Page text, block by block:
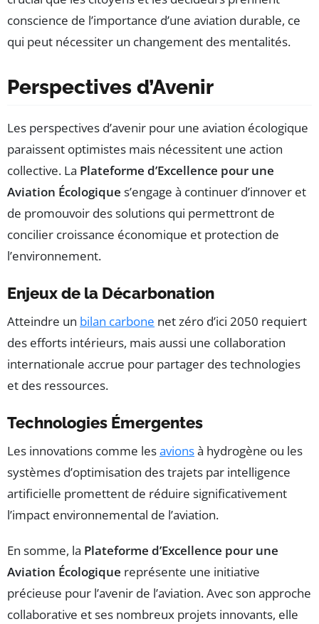
conscience de l’importance d’une aviation durable, ce
qui peut nécessiter un changement des mentalités.
Perspectives d’Avenir
Les perspectives d’avenir pour une aviation écologique
paraissent optimistes mais nécessitent une action
collective. La Plateforme d’Excellence pour une
Aviation Écologique s’engage à continuer d’innover et
de promouvoir des solutions qui permettront de
concilier croissance économique et protection de
l’environnement.
Enjeux de la Décarbonation
Atteindre un bilan carbone net zéro d’ici 2050 requiert
des efforts intérieurs, mais aussi une collaboration
internationale accrue pour partager des technologies
et des ressources.
Technologies Émergentes
Les innovations comme lesavionsà hydrogène ou les
systèmes d’optimisation des trajets par intelligence
artificielle promettent de réduire significativement
l’impact environnemental de l’aviation.
En somme, la Plateforme d’Excellence pour une
Aviation Écologique représente une initiative
précieuse pour l’avenir de l’aviation. Avec son approche
collaborative et ses nombreux projets innovants, elle